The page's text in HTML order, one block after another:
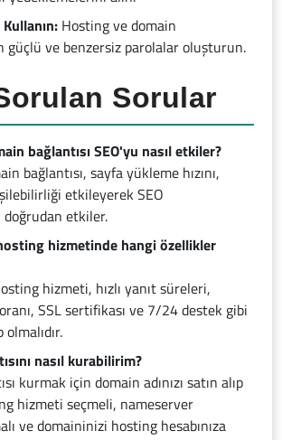
Hosting ve domain
güçlü ve benzersiz parolalar oluşturun.
Sorular
bağlantısı SEO'yu nasıl etkiler?
bağlantısı, sayfa yükleme hızını,
etkileyerek SEO
doğrudan etkiler.
hizmetinde hangi özellikler
hizmeti, hızlı yanıt süreleri,
SSL sertifikası ve 7/24 destek gibi
nasıl kurabilirim?
kurmak için domain adınızı satın alıp
hizmeti seçmeli, nameserver
ve domaininizi hosting hesabınıza